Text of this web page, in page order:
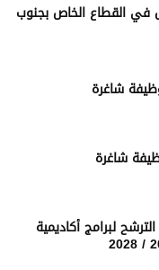
في القطاع الخاص بجنوب
شاغرة
شاغرة
لبرامج أكاديمية